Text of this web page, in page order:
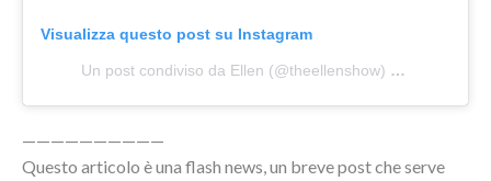
Visualizza questo post su Instagram
Un post condiviso da Ellen (@theellenshow)
——————————
Questo articolo è una flash news, un breve post che serve